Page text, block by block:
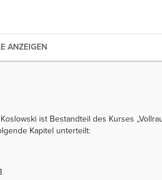
ANZEIGEN
ist Bestandteil des Kurses
Kapitel unterteilt: